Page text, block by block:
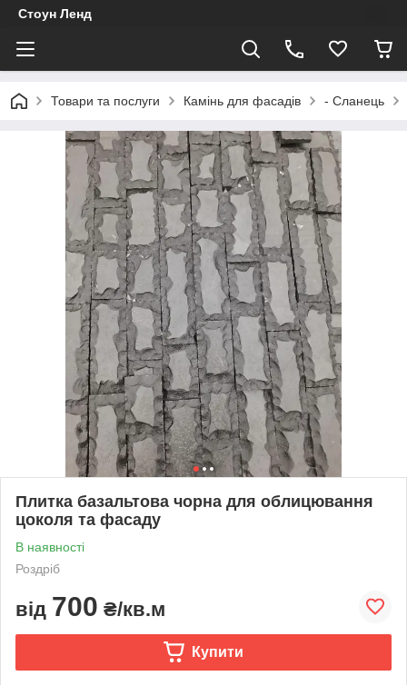
Стоун Ленд
Товари та послуги Камінь для фасадів - Сланець
Плитка базальтова чорна для облицювання
цоколя та фасаду
В наявності
Роздріб
від 700 ₴/кв.м
Купити